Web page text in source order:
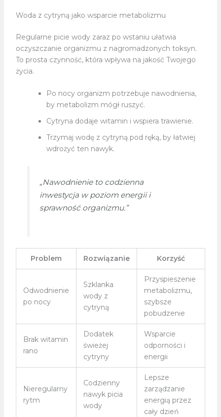
Woda z cytryną jako wsparcie metabolizmu
Regularne picie wody zaraz po wstaniu ułatwia
oczyszczanie organizmu z nagromadzonych toksyn.
To prosta czynność, która wpływa na jakość Twojego
życia.
Po nocy organizm potrzebuje nawodnienia,
by metabolizm mógł ruszyć.
Cytryna dodaje witamin i wspiera trawienie.
Trzymaj wodę z cytryną pod ręką, by łatwiej
wdrożyć ten nawyk.
„Nawodnienie to codzienna
inwestycja w poziom energii i
sprawność organizmu.”
Problem Rozwiązanie Korzyść
Odwodnienie
po nocy
Szklanka
wody z
cytryną
Przyspieszenie
metabolizmu,
szybsze
pobudzenie
Brak witamin
rano
Dodatek
świeżej
cytryny
Wsparcie
odporności i
energii
Nieregularny
rytm
Codzienny
nawyk picia
wody
Lepsze
zarządzanie
energią przez
cały dzień